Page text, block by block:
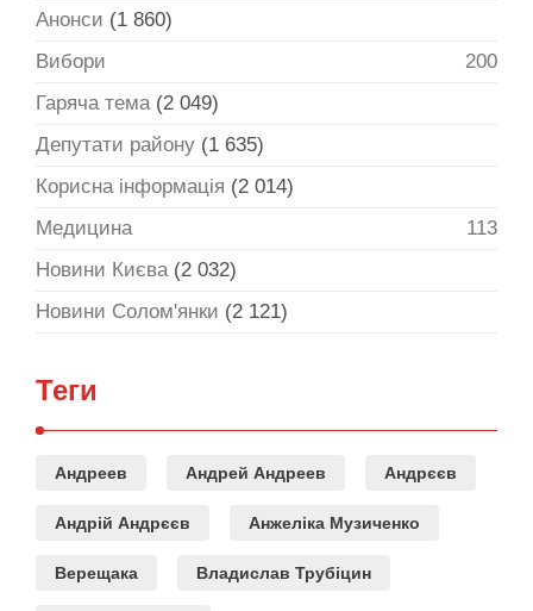
Анонси (1 860)
Вибори
200
Гаряча тема(2 049)
Депутати району (1 635)
Корисна інформація (2 014)
Медицина
113
Новини Києва(2 032)
Новини Солом'янки (2 121)
Теги
Андреев Андрей Андреев Андрєєв
Андрій Андрєєв Анжеліка Музиченко
Верещака Владислав Трубіцин